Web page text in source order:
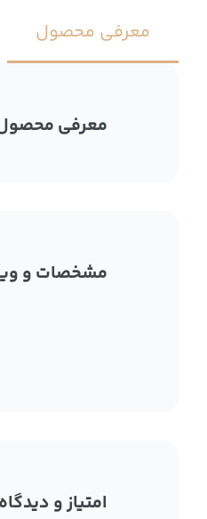
معرفی محصول
معرفی
مشخصات و
امتیاز و